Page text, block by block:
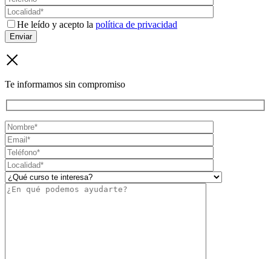
He leído y acepto la política de privacidad
Te informamos sin compromiso